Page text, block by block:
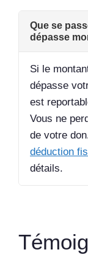
Que se
dépasse
Si le
dépasse
est
Vous ne
de votre
déduction
détails.